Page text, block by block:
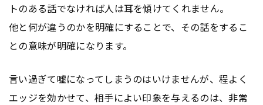
トのある話でなければ人は耳を傾けてくれません。
他と何が違うのかを明確にすることで、その話をするこ
との意味が明確になります。
言い過ぎて嘘になってしまうのはいけませんが、程よく
エッジを効かせて、相手によい印象を与えるのは、非常